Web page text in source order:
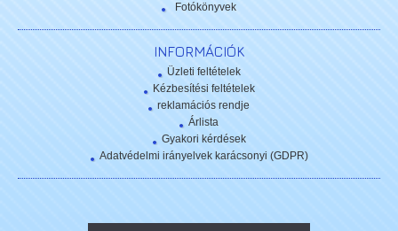
Fotókönyvek
INFORMÁCIÓK
Üzleti feltételek
Kézbesítési feltételek
reklamációs rendje
Árlista
Gyakori kérdések
Adatvédelmi irányelvek karácsonyi (GDPR)